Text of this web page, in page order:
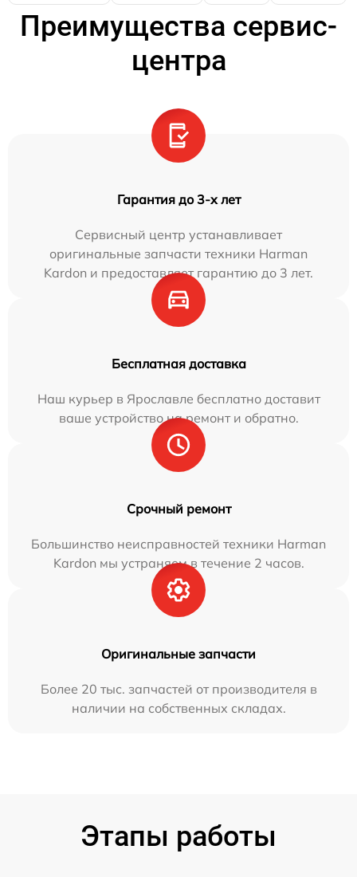
Преимущества сервис-
центра
Гарантия до 3-х лет
Сервисный центр устанавливает
оригинальные запчасти техники Harman
Kardon и предоставляет гарантию до 3 лет.
Бесплатная доставка
Наш курьер в Ярославле бесплатно доставит
ваше устройство на ремонт и обратно.
Срочный ремонт
Большинство неисправностей техники Harman
Kardon мы устраняем в течение 2 часов.
Оригинальные запчасти
Более 20 тыс. запчастей от производителя в
наличии на собственных складах.
Этапы работы